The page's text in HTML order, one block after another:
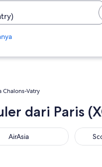
Chalons-Vatry
dari Paris
AirAsia